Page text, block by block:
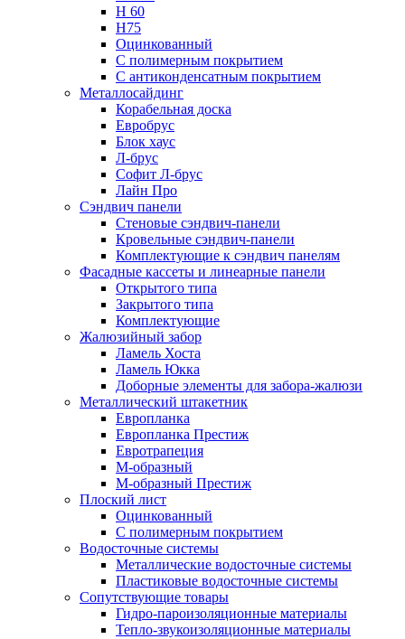
Н 60
Н75
Оцинкованный
С полимерным покрытием
С антиконденсатным покрытием
Металлосайдинг
Корабельная доска
Евробрус
Блок хаус
Л-брус
Софит Л-брус
Лайн Про
Сэндвич панели
Стеновые сэндвич-панели
Кровельные сэндвич-панели
Комплектующие к сэндвич панелям
Фасадные кассеты и линеарные панели
Открытого типа
Закрытого типа
Комплектующие
Жалюзийный забор
Ламель Хоста
Ламель Юкка
Доборные элементы для забора-жалюзи
Металлический штакетник
Европланка
Европланка Престиж
Евротрапеция
М-образный
М-образный Престиж
Плоский лист
Оцинкованный
С полимерным покрытием
Водосточные системы
Металлические водосточные системы
Пластиковые водосточные системы
Сопутствующие товары
Гидро-пароизоляционные материалы
Тепло-звукоизоляционные материалы